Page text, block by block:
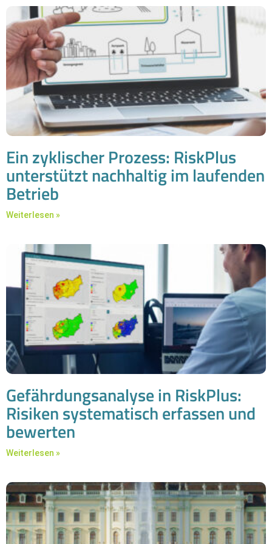
Ein zyklischer Prozess: RiskPlus
unterstützt nachhaltig im laufenden
Betrieb
Weiterlesen »
Gefährdungsanalyse in RiskPlus:
Risiken systematisch erfassen und
bewerten
Weiterlesen »